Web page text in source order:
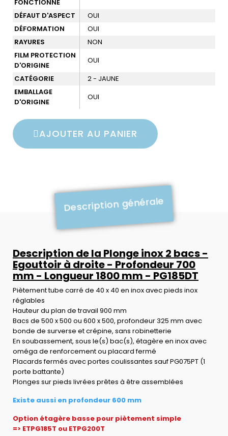
FONCTIONNÉ
DÉFAUT D'ASPECT
OUI
DÉFORMATION
OUI
RAYURES
NON
FILM PROTECTION
D'ORIGINE
OUI
CATÉGORIE
2 - JAUNE
EMBALLAGE
D'ORIGINE
OUI
AJOUTER AU PANIER
Description générale
Description de la Plonge inox 2 bacs -
Egouttoir à droite - Profondeur 700
mm - Longueur 1800 mm - PG185DT
Piètement tube carré de 40 x 40 en inox avec pieds inox
réglables
Hauteur du plan de travail 900 mm
Bacs de 500 x 500 ou 600 x 500, profondeur 325 mm avec
bonde de surverse et crépine, sans robinetterie
En soubassement, sous le(s) bac(s), étagère en inox avec
oméga de renforcement ou placard fermé
Placards fermés avec portes coulissantes sauf PG075PT (1
porte battante)
Plonges sur pieds livrées prêtes à être assemblées
Existe aussi en profondeur 600 mm
Option étagère basse pour piètement simple
=> ETPG185T ou ETPG200T